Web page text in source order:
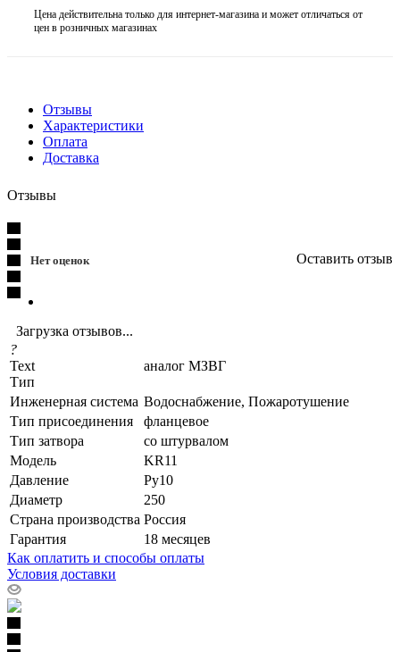
Цена действительна только для интернет-магазина и может отличаться от
цен в розничных магазинах
Отзывы
Характеристики
Оплата
Доставка
Отзывы
Нет оценок Оставить отзыв
Загрузка отзывов...
?
Text
Тип
аналог МЗВГ
Инженерная система Водоснабжение, Пожаротушение
Тип присоединения
фланцевое
Тип затвора
со штурвалом
Модель
KR11
Давление
Ру10
Диаметр
250
Страна производства Россия
Гарантия
18 месяцев
Как оплатить и способы оплаты
Условия доставки